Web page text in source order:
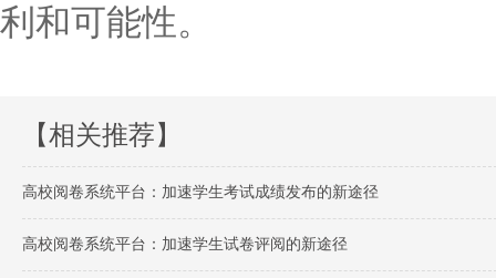
利和可能性。
【相关推荐】
高校阅卷系统平台：加速学生考试成绩发布的新途径
高校阅卷系统平台：加速学生试卷评阅的新途径